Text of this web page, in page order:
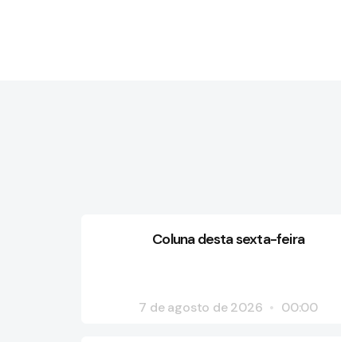
Coluna desta sexta-feira
7 de agosto de 2026 00:00